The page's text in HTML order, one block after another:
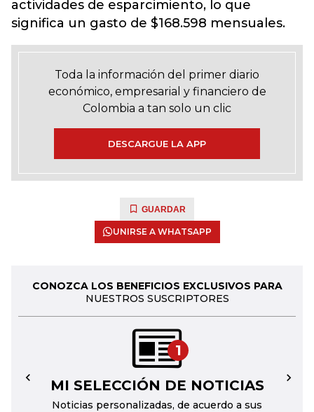
actividades de esparcimiento, lo que
significa un gasto de $168.598 mensuales.
Toda la información del primer diario
económico, empresarial y financiero de
Colombia a tan solo un clic
DESCARGUE LA APP
GUARDAR
UNIRSE A WHATSAPP
CONOZCA LOS BENEFICIOS EXCLUSIVOS PARA
NUESTROS SUSCRIPTORES
1
MI SELECCIÓN DE NOTICIAS
Noticias personalizadas, de acuerdo a sus
← →